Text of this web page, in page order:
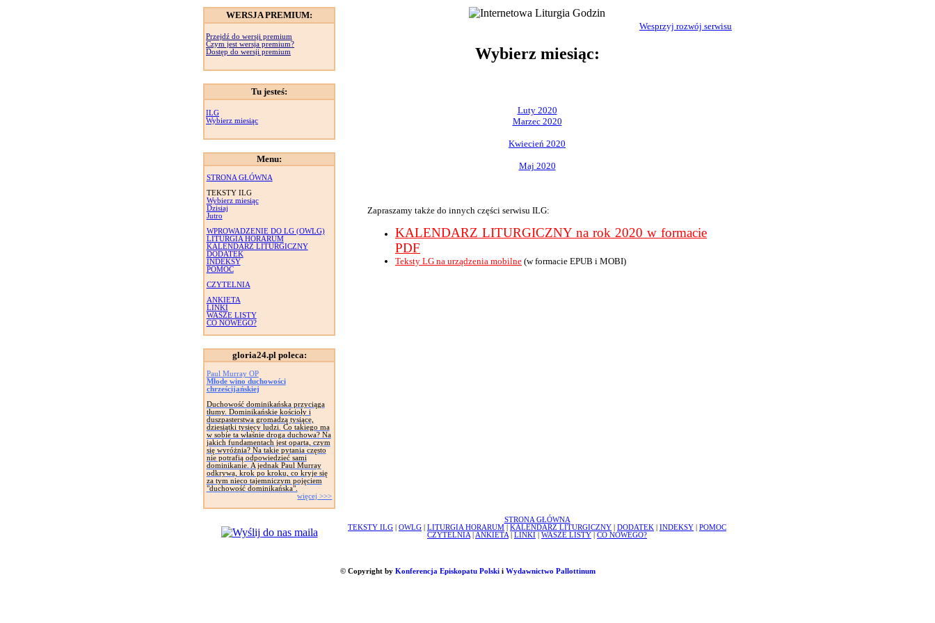
WERSJA PREMIUM:
Przejdź do wersji premium
Czym jest wersja premium?
Dostęp do wersji premium
Tu jesteś:
ILG
Wybierz miesiąc
Menu:
STRONA GŁÓWNA
TEKSTY ILG
Wybierz miesiąc
Dzisiaj
Jutro
WPROWADZENIE DO LG (OWLG)
LITURGIA HORARUM
KALENDARZ LITURGICZNY
DODATEK
INDEKSY
POMOC
CZYTELNIA
ANKIETA
LINKI
WASZE LISTY
CO NOWEGO?
gloria24.pl poleca:
Paul Murray OP
Młode wino duchowości
chrześcijańskiej
Duchowość dominikańska przyciąga
tłumy. Dominikańskie kościoły i
duszpasterstwa gromadzą tysiące,
dziesiątki tysięcy ludzi. Co takiego ma
w sobie ta właśnie droga duchowa? Na
jakich fundamentach jest oparta, czym
się wyróżnia? Na takie pytania często
nie potrafią odpowiedzieć sami
dominikanie. A jednak Paul Murray
odkrywa, krok po kroku, co kryje się
za tym nieco tajemniczym pojęciem
"duchowość dominikańska".
więcej >>>
Wesprzyj rozwój serwisu
Wybierz miesiąc:
Luty 2020
Marzec 2020
Kwiecień 2020
Maj 2020
Zapraszamy także do innych części serwisu ILG:
KALENDARZ LITURGICZNY na rok 2020 w formacie
PDF
Teksty LG na urządzenia mobilne (w formacie EPUB i MOBI)
STRONA GŁÓWNA
TEKSTY ILG
OWLG LITURGIA HORARUM KALENDARZ LITURGICZNY DODATEK INDEKSY
POMOC
CZYTELNIA
ANKIETA LINKI WASZE LISTY CO NOWEGO?
© Copyright by Konferencja Episkopatu Polskii Wydawnictwo Pallottinum